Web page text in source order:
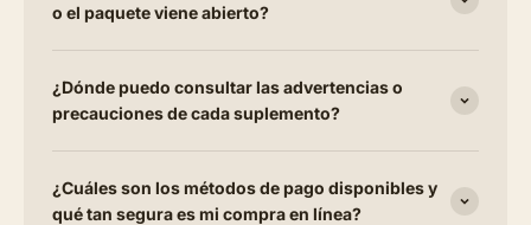
o el paquete viene abierto?
¿Dónde puedo consultar las advertencias o
precauciones de cada suplemento?
¿Cuáles son los métodos de pago disponibles y
qué tan segura es mi compra en línea?